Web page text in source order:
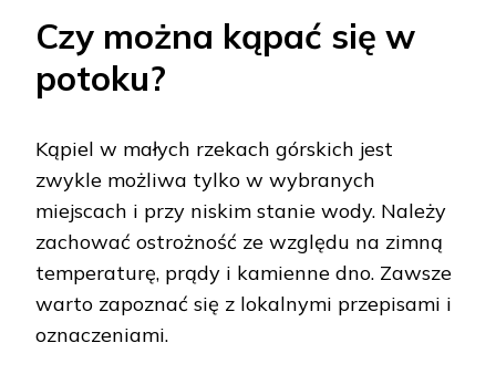
Czy można kąpać się w
potoku?
Kąpiel w małych rzekach górskich jest
zwykle możliwa tylko w wybranych
miejscach i przy niskim stanie wody. Należy
zachować ostrożność ze względu na zimną
temperaturę, prądy i kamienne dno. Zawsze
warto zapoznać się z lokalnymi przepisami i
oznaczeniami.